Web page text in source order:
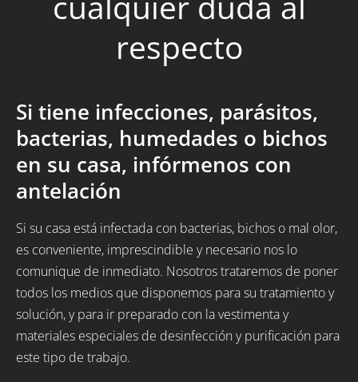
respecto
Si tiene infecciones, parásitos,
bacterias, humedades o bichos
en su casa, infórmenos con
antelación
Si su casa está infectada con bacterias, bichos o mal olor,
es conveniente, imprescindible y necesario nos lo
comunique de inmediato. Nosotros trataremos de poner
todos los medios que disponemos para su tratamiento y
solución, y para ir preparado con la vestimenta y
materiales especiales de desinfección y purificación para
este tipo de trabajo.